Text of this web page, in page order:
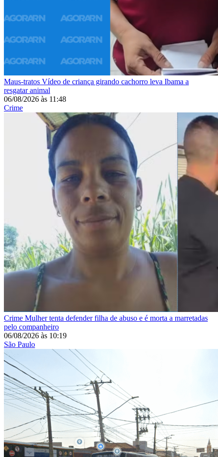
Maus-tratos Vídeo de criança girando cachorro leva Ibama a
resgatar animal
06/08/2026 às 11:48
Crime
Crime Mulher tenta defender filha de abuso e é morta a marretadas
pelo companheiro
06/08/2026 às 10:19
São Paulo